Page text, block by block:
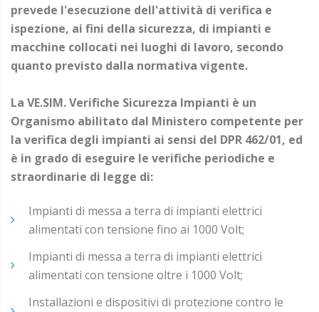
prevede l'esecuzione dell'attività di verifica e
ispezione, ai fini della sicurezza, di impianti e
macchine collocati nei luoghi di lavoro, secondo
quanto previsto dalla normativa vigente.
La VE.SIM. Verifiche Sicurezza Impianti è un
Organismo abilitato dal Ministero competente per
la verifica degli impianti ai sensi del DPR 462/01, ed
è in grado di eseguire le verifiche periodiche e
straordinarie di legge di:
Impianti di messa a terra di impianti elettrici
alimentati con tensione fino ai 1000 Volt;
Impianti di messa a terra di impianti elettrici
alimentati con tensione oltre i 1000 Volt;
Installazioni e dispositivi di protezione contro le